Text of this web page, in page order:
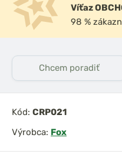
Víťaz
98 %
Chcem poradiť
Kód: CRP021
Výrobca: Fox